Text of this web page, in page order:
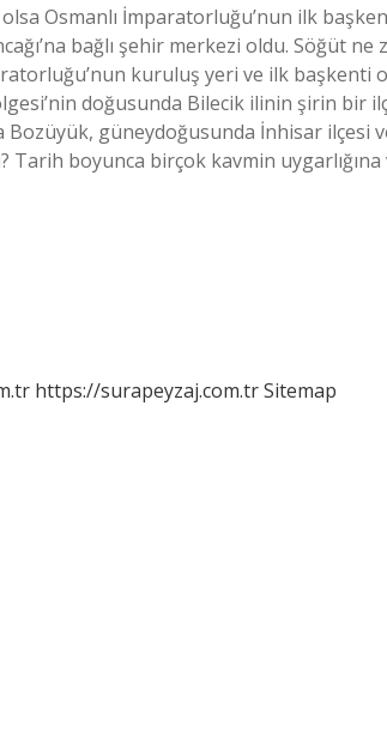
Osmanlı İmparatorluğu’nun ilk
bağlı şehir merkezi oldu. Söğüt
kuruluş yeri ve ilk
doğusunda Bilecik ilinin şirin bir
Bozüyük, güneydoğusunda İnhisar ilçesi
Tarih boyunca birçok kavmin
https://surapeyzaj.com.trSitemap